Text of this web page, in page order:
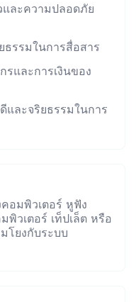
ละความปลอดภัย
รรมในการสื่อสาร
และการเงินของ
ละจริยธรรมในการ
อมพิวเตอร์ หูฟัง
พิวเตอร์ เท็ปเล็ต หรือ
โยงกับระบบ